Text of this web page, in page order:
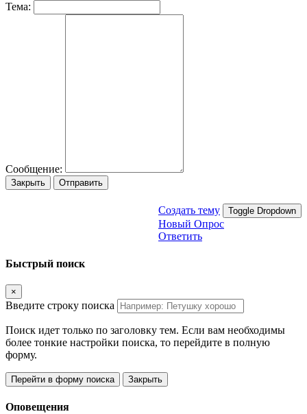
Тема:
Сообщение:
Закрыть Отправить
Создать тему Toggle Dropdown
Новый Опрос
Ответить
Быстрый поиск
×
Введите строку поиска
Поиск идет только по заголовку тем. Если вам необходимы
более тонкие настройки поиска, то перейдите в полную
форму.
Перейти в форму поиска Закрыть
Оповещения